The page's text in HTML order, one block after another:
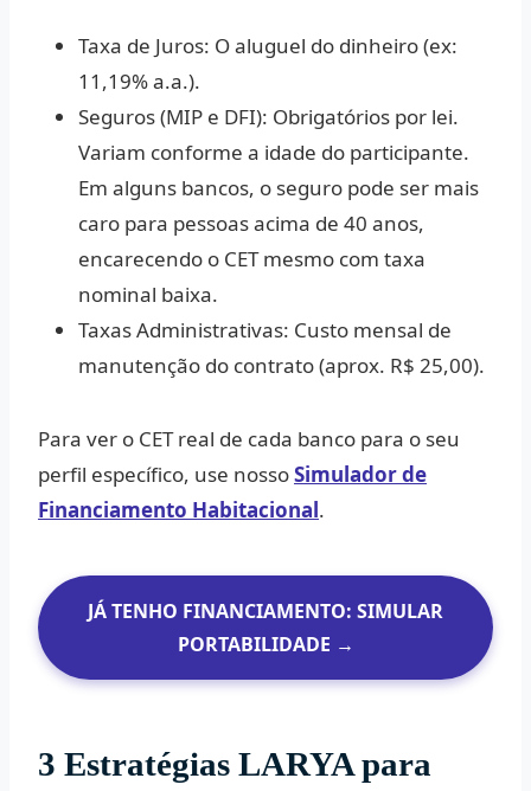
Taxa de Juros: O aluguel do dinheiro (ex:
11,19% a.a.).
Seguros (MIP e DFI): Obrigatórios por lei.
Variam conforme a idade do participante.
Em alguns bancos, o seguro pode ser mais
caro para pessoas acima de 40 anos,
encarecendo o CET mesmo com taxa
nominal baixa.
Taxas Administrativas: Custo mensal de
manutenção do contrato (aprox. R$ 25,00).
Para ver o CET real de cada banco para o seu
perfil específico, use nossoSimulador de
Financiamento Habitacional.
JÁ TENHO FINANCIAMENTO: SIMULAR
PORTABILIDADE →
3 Estratégias LARYA para